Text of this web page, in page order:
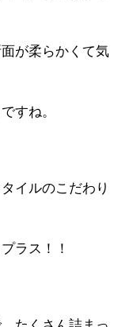
が柔らかくて気
すね。
イルのこだわり
ラス！！